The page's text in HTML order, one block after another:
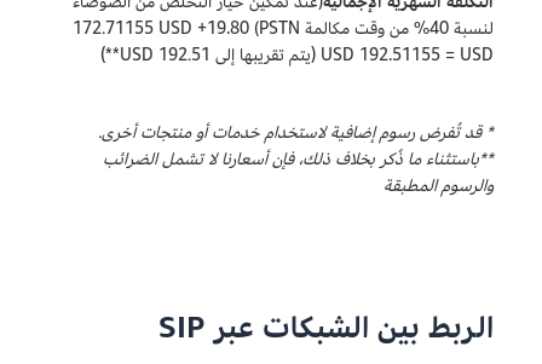
لنسبة 40% من وقت مكالمة PSTN) 172.71155 USD +19.80
USD‏ = 192.51155 USD (يتم تقريبها إلى 192.51 USD**)
* قد تُفرض رسوم إضافية لاستخدام خدمات أو منتجات أخرى.
**باستثناء ما ذُكر بخلاف ذلك، فإن أسعارنا لا تشمل الضرائب
والرسوم المطبقة
الربط بين الشبكات عبر SIP